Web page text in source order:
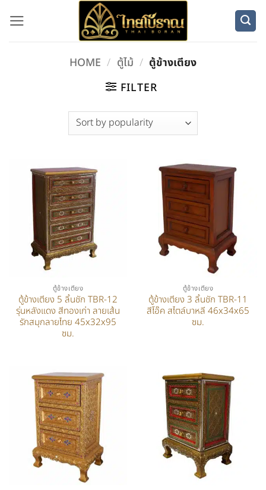
content
HOME / ตู้ไม้ / ตู้ข้างเตียง
FILTER
ตู้ข้างเตียง
ตู้ข้างเตียง 5 ลิ้นชัก TBR-12
รุ่นหลังแดง สีทองเก่า ลายเส้น
รักสมุกลายไทย 45x32x95
ซม.
ตู้ข้างเตียง
ตู้ข้างเตียง 3 ลิ้นชัก TBR-11
สีโอ๊ค สไตล์บาหลี 46x34x65
ซม.